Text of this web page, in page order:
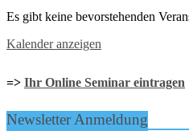
Es gibt keine bevorstehenden
Kalender anzeigen
=> Ihr Online Seminar eintragen
Newsletter Anmeldung